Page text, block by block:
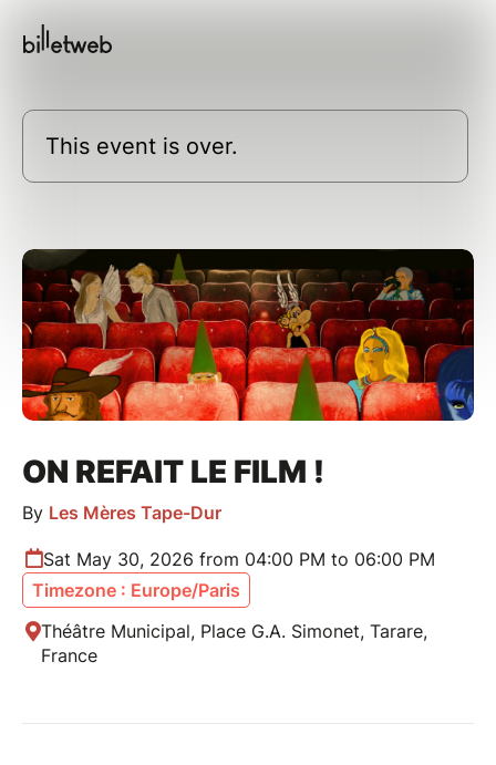
This event is over.
ON REFAIT LE FILM !
By Les Mères Tape-Dur
Sat May 30, 2026 from 04:00 PM to 06:00 PM
Timezone : Europe/Paris
Théâtre Municipal, Place G.A. Simonet, Tarare,
France